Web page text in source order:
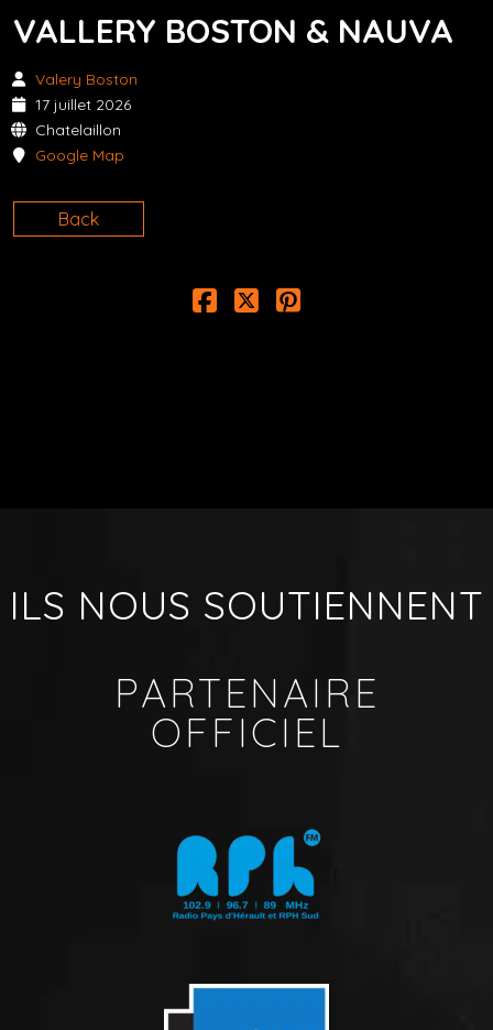
VALLERY BOSTON & NAUVA
Valery Boston
17 juillet 2026
Chatelaillon
Google Map
Back
ILS NOUS SOUTIENNENT
PARTENAIRE
OFFICIEL